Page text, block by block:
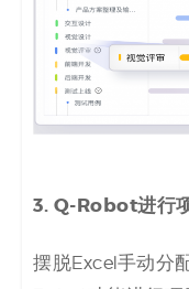
3. Q-Robot进行
摆脱Excel手动分